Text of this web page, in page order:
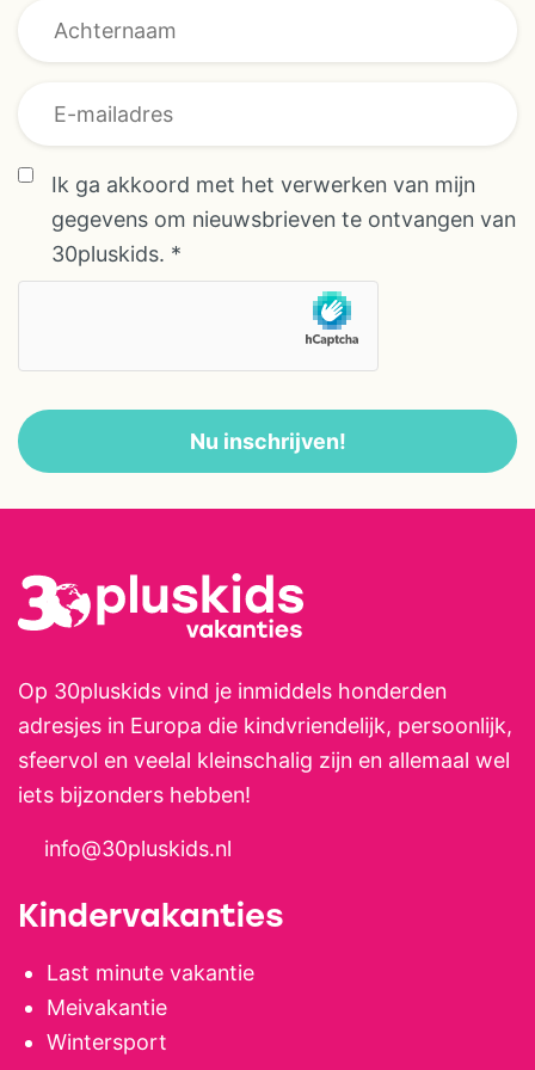
ingerichte safaritent Country of
een safaritent Cosy met stoffen
Cabin of Cabin XL met houten
comfortabele gîte of je eigen
tent/caravan. Wat het ook
wordt, het is een perfecte
uitvalsbasis voor de schitterende
omgeving. De camping heeft in
totaal 23 plaatsen (15
safaritenten en 8 vrije
kampeerplaatsen) en 1 gîte, er is
een verwarmd zwembad en ook
nog 2 verwarmde pierebadjes
met klimtorens, glijbaan,
touwbruggen en grote zandbak.
een schommel, een
tafeltennistafel, een
tafelvoetbalspel en zijn er
skelters in meerdere formaten.
ook geen moment. Op het
over de vallei en de weilanden,
ben je van harte welkom voor
een heerlijke koffie, een vers
tapbiertje, een mooie
AVG/GDPR *
Ik ga akkoord met het verwerken van mijn
gegevens om nieuwsbrieven te ontvangen van
30pluskids. *
Nu inschrijven!
Op 30pluskids vind je inmiddels honderden
adresjes in Europa die kindvriendelijk, persoonlijk,
sfeervol en veelal kleinschalig zijn en allemaal wel
iets bijzonders hebben!
info@30pluskids.nl
Kindervakanties
Last minute vakantie
Meivakantie
Wintersport